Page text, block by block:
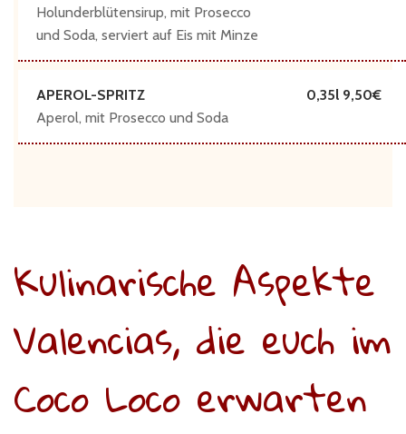
Holunderblütensirup, mit Prosecco
und Soda, serviert auf Eis mit Minze
APEROL-SPRITZ
Aperol, mit Prosecco und Soda
0,35l 9,50
Kulinarische Aspekte
Valencias, die euch im
Coco Loco erwarten